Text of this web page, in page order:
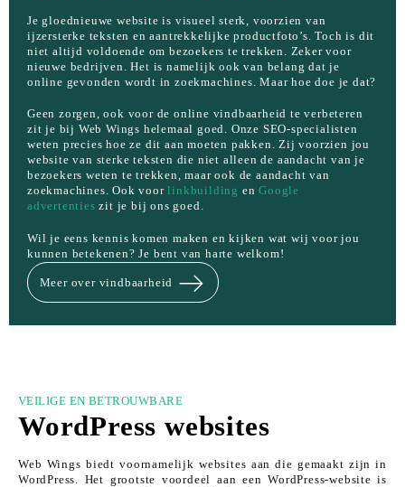
Je gloednieuwe website is visueel sterk, voorzien van
ijzersterke teksten en aantrekkelijke productfoto’s. Toch is dit
niet altijd voldoende om bezoekers te trekken. Zeker voor
nieuwe bedrijven. Het is namelijk ook van belang dat je
online gevonden wordt in zoekmachines. Maar hoe doe je dat?
Geen zorgen, ook voor de online vindbaarheid te verbeteren
zit je bij Web Wings helemaal goed. Onze SEO-specialisten
weten precies hoe ze dit aan moeten pakken. Zij voorzien jou
website van sterke teksten die niet alleen de aandacht van je
bezoekers weten te trekken, maar ook de aandacht van
zoekmachines. Ook voorlinkbuilding enGoogle
advertenties zit je bij ons goed.
Wil je eens kennis komen maken en kijken wat wij voor jou
kunnen betekenen? Je bent van harte welkom!
Meer over vindbaarheid
VEILIGE EN BETROUWBARE
WordPress websites
Web Wings biedt voornamelijk websites aan die gemaakt zijn in
WordPress. Het grootste voordeel aan een WordPress-website is